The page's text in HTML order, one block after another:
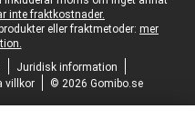
inte fraktkostnader.
eller fraktmetoder: mer
Juridisk information
villkor © 2026 Gomibo.se